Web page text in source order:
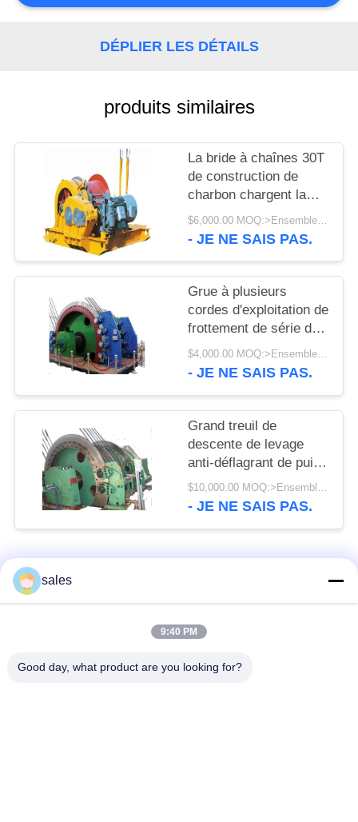
NOUVELLES
CITATION
PLAN
SITE
PRIVACY
POLICY
DÉPLIER LES DÉTAILS
produits similaires
La bride à chaînes 30T
de construction de
charbon chargent la
grue électrique de treuil
transportant levant la
$6,000.00 MOQ:>Ensembles =1
- JE NE SAIS PAS.
Grue à plusieurs
cordes d'exploitation de
frottement de série de
JK/JKMD transportant
levant la machine
$4,000.00 MOQ:>Ensembles =1
- JE NE SAIS PAS.
Grand treuil de
descente de levage
anti-déflagrant de puits
de mine de charge
$10,000.00 MOQ:>Ensembles =1
- JE NE SAIS PAS.
Catégories populaires
Pignon biseauté
vitesse de périmètre
Bâtis et pièces
sales
9:40 PM
Good day, what product are you looking for?